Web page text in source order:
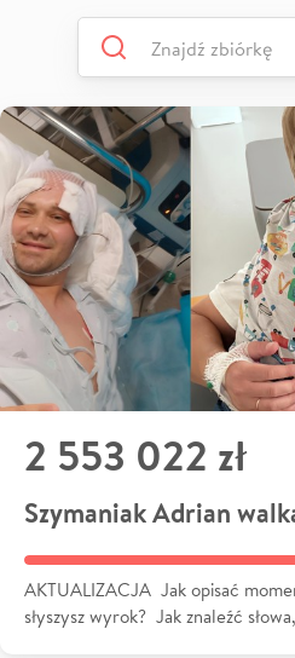
2 553 022 zł
Szymaniak Adrian
AKTUALIZACJA Jak opisać
słyszysz wyrok? Jak znaleźć